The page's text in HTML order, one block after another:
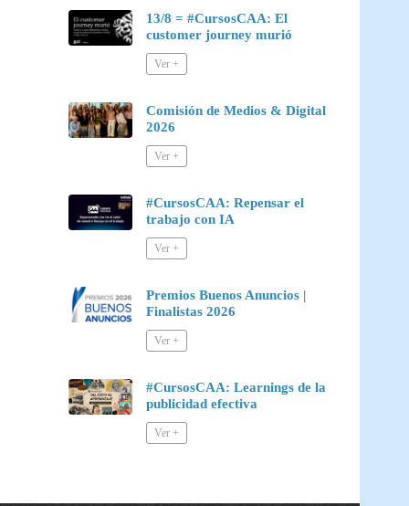
13/8 = #CursosCAA: El
customer journey murió
Comisión de Medios & Digital
2026
#CursosCAA: Repensar el
trabajo con IA
Premios Buenos Anuncios |
Finalistas 2026
#CursosCAA: Learnings de la
publicidad efectiva